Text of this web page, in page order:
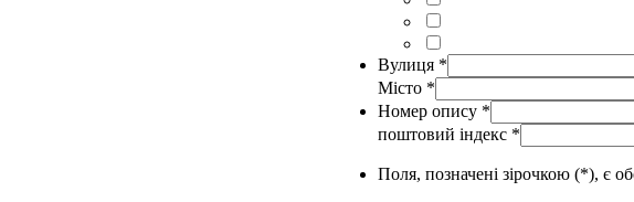
Вулиця *
Місто *
Номер опису *
поштовий індекс *
Поля, позначені зірочкою (*), є